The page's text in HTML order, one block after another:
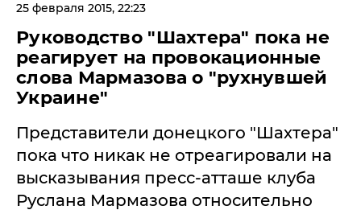
25 февраля 2015, 22:23
Руководство "Шахтера" пока не
реагирует на провокационные
слова Мармазова о "рухнувшей
Украине"
Представители донецкого "Шахтера"
пока что никак не отреагировали на
высказывания пресс-атташе клуба
Руслана Мармазова относительно